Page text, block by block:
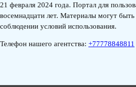
21 февраля 2024 года. Портал для
восемнадцати лет. Материалы могут
соблюдении условий использования.
Телефон нашего агентства: +77778848811